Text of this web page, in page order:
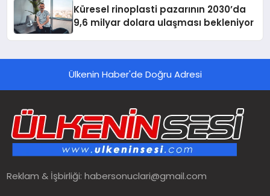
Küresel rinoplasti pazarının 2030’da
9,6 milyar dolara ulaşması bekleniyor
Ülkenin Haber'de Doğru Adresi
Reklam & İşbirliği:habersonuclari@gmail.com